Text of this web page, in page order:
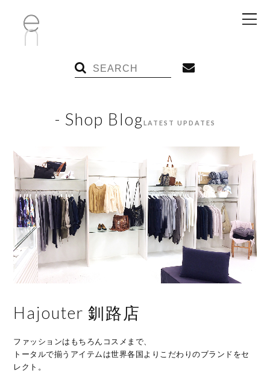
- Shop BlogLATEST UPDATES
Hajouter 釧路店
ファッションはもちろんコスメまで、
トータルで揃うアイテムは世界各国よりこだわりのブランドをセ
レクト。